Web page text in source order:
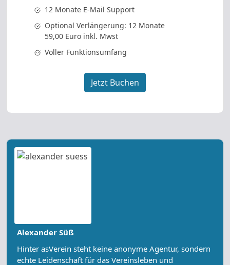
12 Monate E-Mail Support
Optional Verlängerung: 12 Monate
59,00 Euro inkl. Mwst
Voller Funktionsumfang
Jetzt Buchen
Alexander Süß
Hinter asVerein steht keine anonyme Agentur, sondern
echte Leidenschaft für das Vereinsleben und